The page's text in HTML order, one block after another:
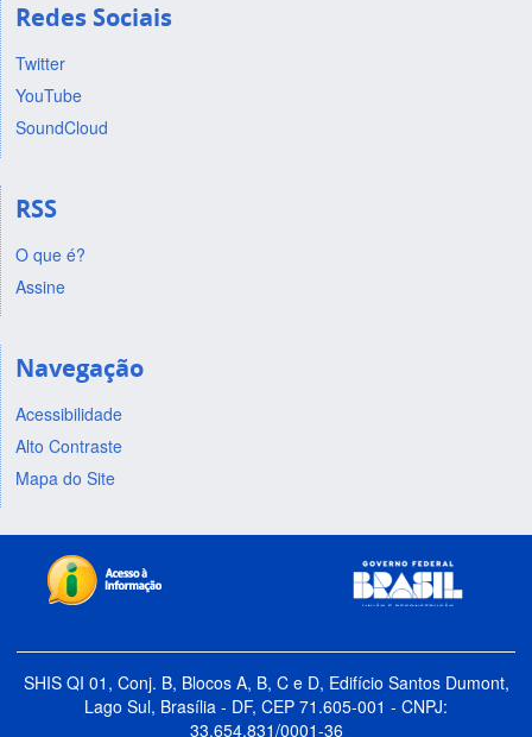
Redes Sociais
Twitter
YouTube
SoundCloud
RSS
O que é?
Assine
Navegação
Acessibilidade
Alto Contraste
Mapa do Site
SHIS QI 01, Conj. B, Blocos A, B, C e D, Edifício Santos Dumont,
Lago Sul, Brasília - DF, CEP 71.605-001 - CNPJ:
33.654.831/0001-36